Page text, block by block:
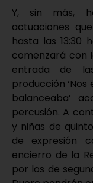
Y, sin más,
actuaciones
hasta las 13:30
comenzará con
entrada de
producción
balanceaba’
percusión. A
y niñas de
de expresión
encierro de la
por los de